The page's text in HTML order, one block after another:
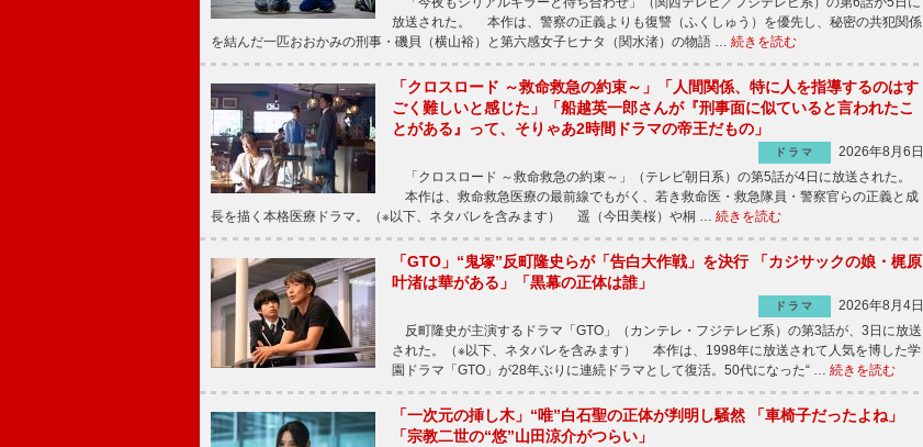
放送された。 本作は、警察の正義よりも復讐（ふくしゅう）を優先し、秘密の共犯関係
を結んだ一匹おおかみの刑事・磯貝（横山裕）と第六感女子ヒナタ（関水渚）の物語 … 続きを読む
「クロスロード ～救命救急の約束～」「人間関係、特に人を指導するのはす
ごく難しいと感じた」「船越英一郎さんが『刑事面に似ていると言われたこ
とがある』って、そりゃあ2時間ドラマの帝王だもの」
ドラマ
2026年8月6日
「クロスロード ～救命救急の約束～」（テレビ朝日系）の第5話が4日に放送された。
本作は、救命救急医療の最前線でもがく、若き救命医・救急隊員・警察官らの正義と成
長を描く本格医療ドラマ。（※以下、ネタバレを含みます） 遥（今田美桜）や桐 … 続きを読む
「GTO」“鬼塚”反町隆史らが「告白大作戦」を決行 「カジサックの娘・梶原
叶渚は華がある」「黒幕の正体は誰」
ドラマ
2026年8月4日
反町隆史が主演するドラマ「GTO」（カンテレ・フジテレビ系）の第3話が、3日に放送
された。（※以下、ネタバレを含みます） 本作は、1998年に放送されて人気を博した学
園ドラマ「GTO」が28年ぶりに連続ドラマとして復活。50代になった“ … 続きを読む
「一次元の挿し木」“唯”白石聖の正体が判明し騒然 「車椅子だったよね」
「宗教二世の“悠”山田涼介がつらい」